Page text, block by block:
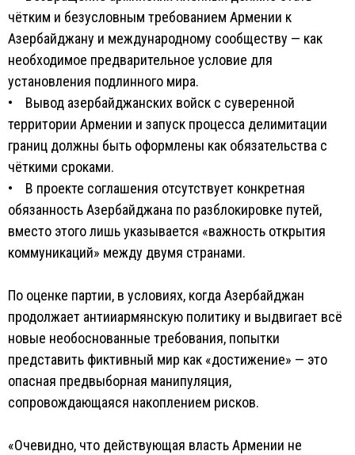
чётким и безусловным требованием Армении к
Азербайджану и международному сообществу — как
необходимое предварительное условие для
установления подлинного мира.
• Вывод азербайджанских войск с суверенной
территории Армении и запуск процесса делимитации
границ должны быть оформлены как обязательства с
чёткими сроками.
• В проекте соглашения отсутствует конкретная
обязанность Азербайджана по разблокировке путей,
вместо этого лишь указывается «важность открытия
коммуникаций» между двумя странами.
По оценке партии, в условиях, когда Азербайджан
продолжает антииармянскую политику и выдвигает всё
новые необоснованные требования, попытки
представить фиктивный мир как «достижение» — это
опасная предвыборная манипуляция,
сопровождающаяся накоплением рисков.
«Очевидно, что действующая власть Армении не